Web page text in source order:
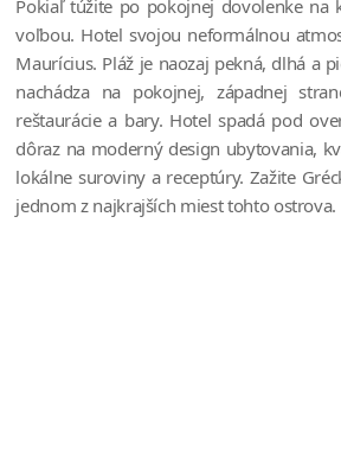
Pokiaľ túžite po pokojnej dovolenke na
voľbou. Hotel svojou neformálnou
Maurícius. Pláž je naozaj pekná, dlhá a
nachádza na pokojnej, západnej
reštaurácie a bary. Hotel spadá pod
dôraz na moderný design ubytovania,
lokálne suroviny a receptúry. Zažite
jednom z najkrajších miest tohto ostrova.